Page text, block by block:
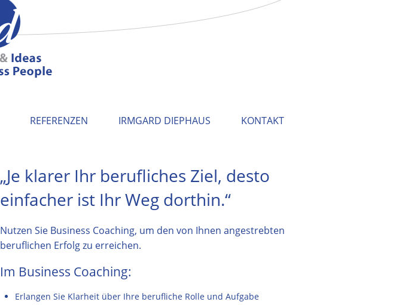
REFERENZEN IRMGARD DIEPHAUS KONTAKT
„Je klarer Ihr berufliches Ziel, desto
einfacher ist Ihr Weg dorthin.“
Nutzen Sie Business Coaching, um den von Ihnen angestrebten
beruflichen Erfolg zu erreichen.
Im Business Coaching:
Erlangen Sie Klarheit über Ihre berufliche Rolle und Aufgabe